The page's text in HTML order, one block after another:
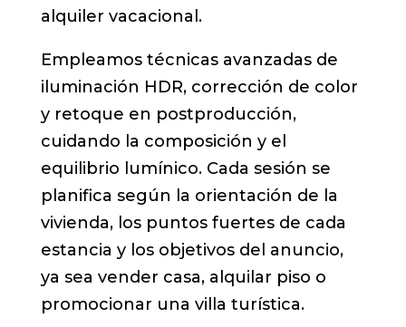
alquiler vacacional.
Empleamos técnicas avanzadas de
iluminación HDR, corrección de color
y retoque en postproducción,
cuidando la composición y el
equilibrio lumínico. Cada sesión se
planifica según la orientación de la
vivienda, los puntos fuertes de cada
estancia y los objetivos del anuncio,
ya sea vender casa, alquilar piso o
promocionar una villa turística.